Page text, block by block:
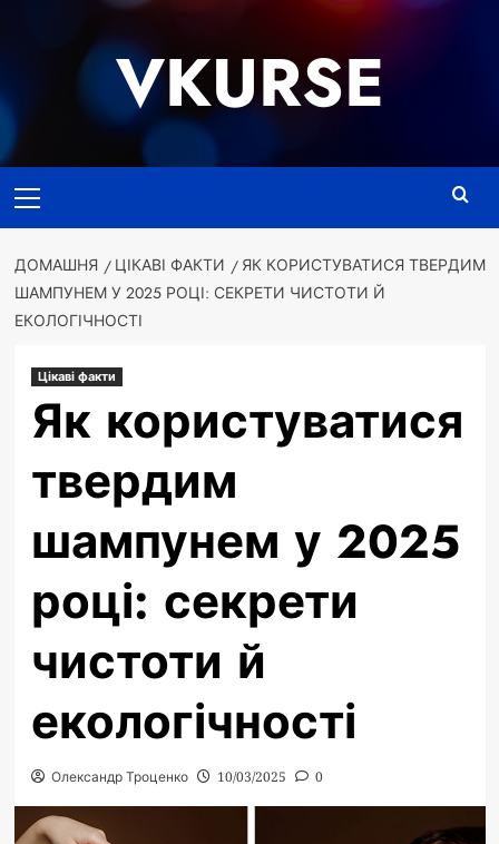
VKURSE
меню
ДОМАШНЯ ЦІКАВІ ФАКТИ
ЯК КОРИСТУВАТИСЯ ТВЕРДИМ
ШАМПУНЕМ У 2025 РОЦІ: СЕКРЕТИ ЧИСТОТИ Й
ЕКОЛОГІЧНОСТІ
Цікаві факти
Як користуватися
твердим
шампунем у 2025
році: секрети
чистоти й
екологічності
Олександр Троценко 10/03/2025 0